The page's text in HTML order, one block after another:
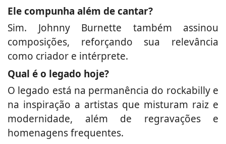
Ele compunha além de cantar?
Sim. Johnny Burnette também assinou
composições, reforçando sua relevância
como criador e intérprete.
Qual é o legado hoje?
O legado está na permanência do rockabilly e
na inspiração a artistas que misturam raiz e
modernidade, além de regravações e
homenagens frequentes.